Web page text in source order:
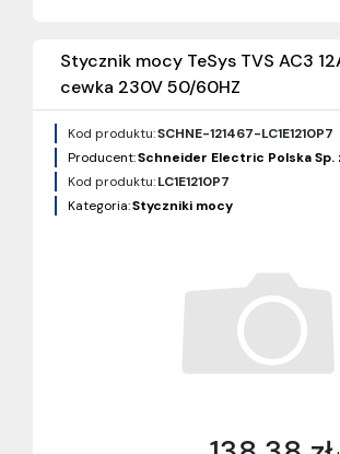
Stycznik mocy TeSys TVS AC3
cewka 230V 50/60HZ
Kod produktu:SCHNE-121467-LC1E1210P7
Producent:Schneider Electric Polska Sp.
Kod produktu:LC1E1210P7
Kategoria:Styczniki mocy